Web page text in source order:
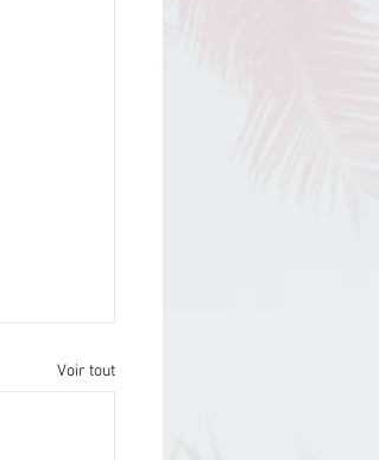
Voir tout